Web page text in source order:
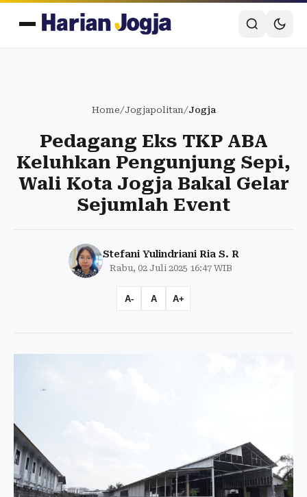
Home/Jogjapolitan/Jogja
Pedagang Eks TKP ABA
Keluhkan Pengunjung Sepi,
Wali Kota Jogja Bakal Gelar
Sejumlah Event
Stefani Yulindriani Ria S. R
Rabu, 02 Juli 2025 16:47 WIB
A- A A+